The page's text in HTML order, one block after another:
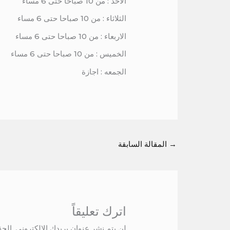
الثلاثاء : من 10 صباحا حتى 6 مساء
الاربعاء : من 10 صباحا حتى 6 مساء
الخميس : من 10 صباحا حتى 6 مساء
الجمعه : اجازة
→ المقالة السابقة
اترك تعليقاً